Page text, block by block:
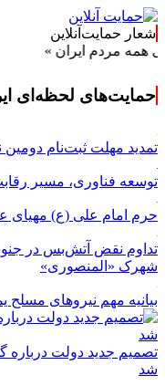
شعار حمایت‌آنلاین
ایران »
حمایت‌های لحظه‌ای
تمدید مهلت ثبت‌نام دومین
توسعه فناوری، مسیر
حرم امام علی (ع) مهیای
تداوم نقض آتش‌بس در
شهرک «المنصوری»
بیانیه مهم نیروهای مسلح
تصمیم جدید دولت
شد